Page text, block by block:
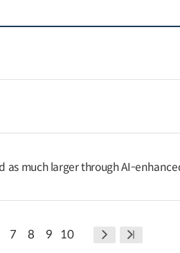
much larger through AI-
7 8 9 10